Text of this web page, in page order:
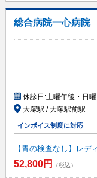
総合病院一心病院
休診日:土曜午後・日
大塚駅 / 大塚駅前駅
インボイス制度に対応
【胃の検査なし】レ
52,800円 （税込）